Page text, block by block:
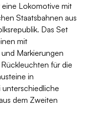
Lokomotive mit
Staatsbahnen aus
Das Set
mit
Markierungen
für die
in
dem Zweiten